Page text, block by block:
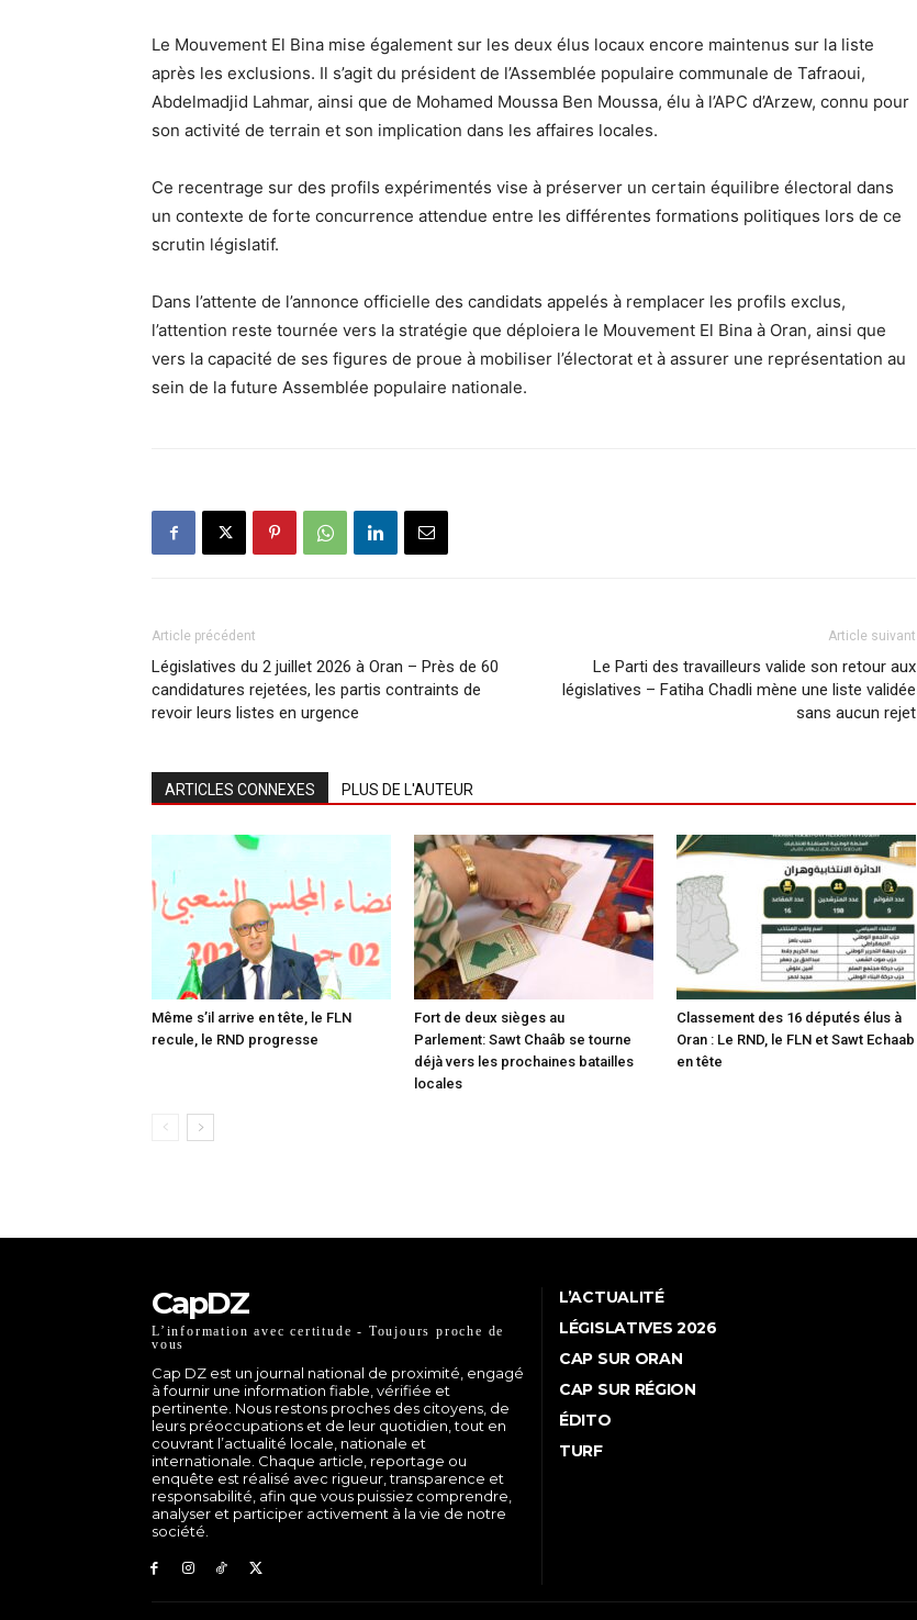
Le Mouvement El Bina mise également sur les deux élus locaux encore maintenus sur la liste
après les exclusions. Il s’agit du président de l’Assemblée populaire communale de Tafraoui,
Abdelmadjid Lahmar, ainsi que de Mohamed Moussa Ben Moussa, élu à l’APC d’Arzew, connu pour
son activité de terrain et son implication dans les affaires locales.
Ce recentrage sur des profils expérimentés vise à préserver un certain équilibre électoral dans
un contexte de forte concurrence attendue entre les différentes formations politiques lors de ce
scrutin législatif.
Dans l’attente de l’annonce officielle des candidats appelés à remplacer les profils exclus,
l’attention reste tournée vers la stratégie que déploiera le Mouvement El Bina à Oran, ainsi que
vers la capacité de ses figures de proue à mobiliser l’électorat et à assurer une représentation au
sein de la future Assemblée populaire nationale.
Article précédent
Législatives du 2 juillet 2026 à Oran – Près de 60
candidatures rejetées, les partis contraints de
revoir leurs listes en urgence
Article suivant
Le Parti des travailleurs valide son retour aux
législatives – Fatiha Chadli mène une liste validée
sans aucun rejet
ARTICLES CONNEXES PLUS DE L'AUTEUR
Même s’il arrive en tête, le FLN
recule, le RND progresse
Fort de deux sièges au
Parlement: Sawt Chaâb se tourne
déjà vers les prochaines batailles
locales
Classement des 16 députés élus à
Oran : Le RND, le FLN et Sawt Echaab
en tête
CapDZ
L’information avec certitude - Toujours proche de
vous
Cap DZ est un journal national de proximité, engagé
à fournir une information fiable, vérifiée et
pertinente. Nous restons proches des citoyens, de
leurs préoccupations et de leur quotidien, tout en
couvrant l’actualité locale, nationale et
internationale. Chaque article, reportage ou
enquête est réalisé avec rigueur, transparence et
responsabilité, afin que vous puissiez comprendre,
analyser et participer activement à la vie de notre
société.
L’ACTUALITÉ
LÉGISLATIVES 2026
CAP SUR ORAN
CAP SUR RÉGION
ÉDITO
TURF